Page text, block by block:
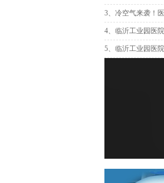
3、冷空气来袭！
4、临沂工业园医
5、临沂工业园医